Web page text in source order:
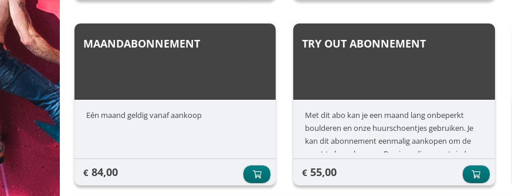
MAANDABONNEMENT
Eén maand geldig vanaf aankoop
€ 84,00
TRY OUT ABONNEMENT
Met dit abo kan je een maand lang onbeperkt
boulderen en onze huurschoentjes gebruiken. Je
kan dit abonnement eenmalig aankopen om de
sport te leren kennen. Ben je nadien overtuigd en
koop je meteen een jaarabonnement? Dan krijg je
er nog een maand gratis bij.
€ 55,00